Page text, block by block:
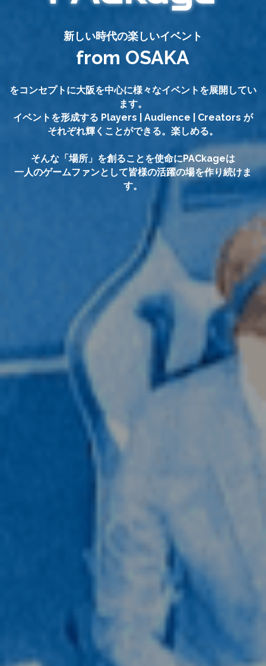
新しい時代の楽しいイベント
from OSAKA
をコンセプトに大阪を中心に様々なイベントを展開してい
ます。
イベントを形成する Players | Audience | Creators が
それぞれ輝くことができる。楽しめる。
そんな「場所」を創ることを使命にPACkageは
一人のゲームファンとして皆様の活躍の場を作り続けま
す。